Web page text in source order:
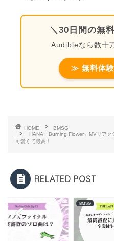
＼30日間の無
Audibleなら数十
≫ 無料体
HOME
BMSG
HANA「Burning Flower」MVリア
可愛くて最高！
RELATED POST
BMSG